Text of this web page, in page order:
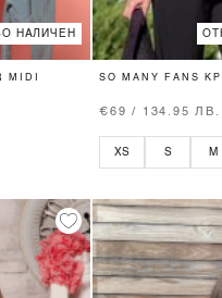
НАЛИЧЕН
MIDI
SO MANY FANS
€69 / 134.95 ЛВ.
XS S M